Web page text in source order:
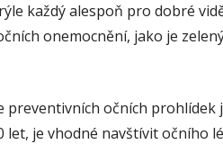
každý alespoň pro dobré
onemocnění, jako je
očních prohlídek
let, je vhodné navštívit očního